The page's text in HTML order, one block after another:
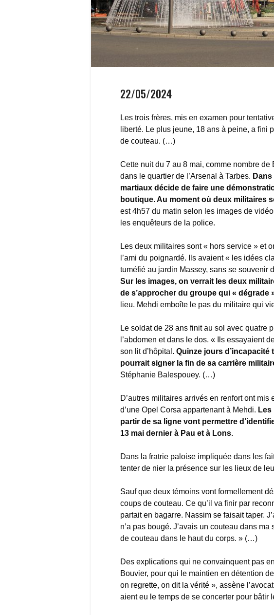
22/05/2024
Les trois frères, mis en examen pour
liberté. Le plus jeune, 18 ans à peine, a fini
de couteau. (…)
Cette nuit du 7 au 8 mai, comme nombre
dans le quartier de l’Arsenal à Tarbes.
martiaux décide de faire une
boutique. Au moment où deux militaires
est 4h57 du matin selon les images de
les enquêteurs de la police.
Les deux militaires sont « hors service » et
l’ami du poignardé. Ils avaient « les idées
tuméfié au jardin Massey, sans se souvenir
Sur les images, on verrait les deux
de s’approcher du groupe qui « dégrade
lieu. Mehdi emboîte le pas du militaire qui
Le soldat de 28 ans finit au sol avec quatre
l’abdomen et dans le dos. « Ils essayaient
son lit d’hôpital. Quinze jours
pourrait signer la fin de sa carrière
Stéphanie Balespouey. (…)
D’autres militaires arrivés en renfort ont
d’une Opel Corsa appartenant à Mehdi.
partir de sa ligne vont permettre
13 mai dernier à Pau et à Lons.
Dans la fratrie paloise impliquée dans les
tenter de nier la présence sur les lieux de
Sauf que deux témoins vont formellement
coups de couteau. Ce qu’il va finir par
partait en bagarre. Nassim se faisait taper.
n’a pas bougé. J’avais un couteau dans
de couteau dans le haut du corps. » (…)
Des explications qui ne convainquent pas
Bouvier, pour qui le maintien en détention
on regrette, on dit la vérité », assène
aient eu le temps de se concerter pour bâtir